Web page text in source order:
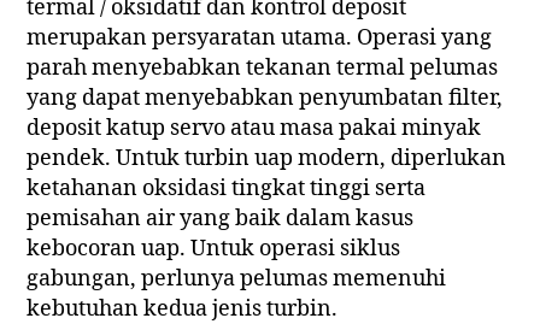
termal / oksidatif dan kontrol deposit
merupakan persyaratan utama. Operasi yang
parah menyebabkan tekanan termal pelumas
yang dapat menyebabkan penyumbatan filter,
deposit katup servo atau masa pakai minyak
pendek. Untuk turbin uap modern, diperlukan
ketahanan oksidasi tingkat tinggi serta
pemisahan air yang baik dalam kasus
kebocoran uap. Untuk operasi siklus
gabungan, perlunya pelumas memenuhi
kebutuhan kedua jenis turbin.